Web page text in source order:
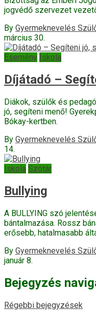
jogvédő szervezet
By Gyermeknevelés
március 30.
Esemény Iskola
Díjátadó –
Diákok, szülők és
jó, segíteni menő!
Bókay-kertben.
By Gyermeknevelés
14.
Iskola Szótár
Bullying
A BULLYING szó
bántalmazása. Rossz
erősebb, hatalmasabb
By Gyermeknevelés
január 8.
Bejegyzés
Régebbi bejegyzések